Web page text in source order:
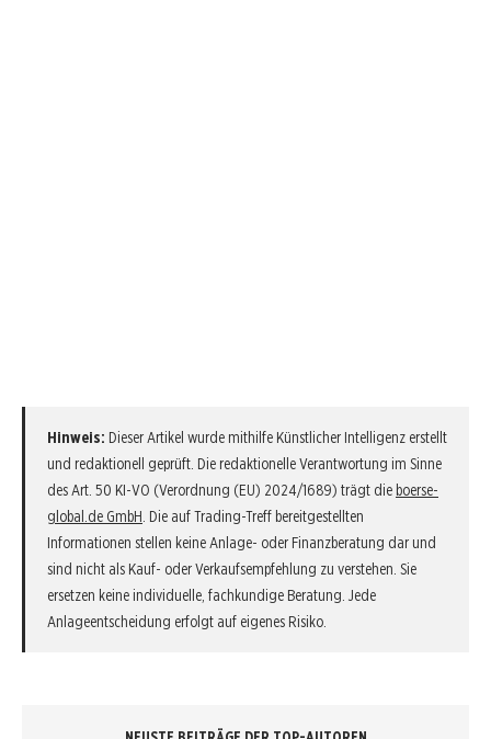
Hinweis: Dieser Artikel wurde mithilfe Künstlicher Intelligenz erstellt
und redaktionell geprüft. Die redaktionelle Verantwortung im Sinne
des Art. 50 KI-VO (Verordnung (EU) 2024/1689) trägt die boerse-
global.de GmbH . Die auf Trading-Treff bereitgestellten
Informationen stellen keine Anlage- oder Finanzberatung dar und
sind nicht als Kauf- oder Verkaufsempfehlung zu verstehen. Sie
ersetzen keine individuelle, fachkundige Beratung. Jede
Anlageentscheidung erfolgt auf eigenes Risiko.